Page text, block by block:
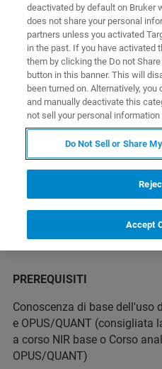
OBIETTIVI
L'utilizzo di software per
esercizio. Il corso è
l'utilizzo di postazioni
Il corso si rivolge ad un
sviluppo di calibrazioni
PREREQUISITI
Conoscenza di base dell'uso
e OPUS/QUANT (consigliata
a corso NIR base o Corso
OPUS/QUANT)
deactivated by default on Bruker
does not share your personal
partners unless you activated
in the past. If you have activated
them by clicking the Do not
button in this banner. This will
been turned on. Alternatively,
and manually deactivate this
not sell your personal information
Do Not Sell or Share
Accept